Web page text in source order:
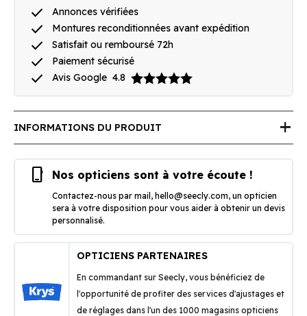
done Annonces vérifiées
done Montures reconditionnées avant expédition
done Satisfait ou remboursé 72h
done Paiement sécurisé
done Avis Google 4.8
INFORMATIONS DU PRODUIT add
phone_iphone Nos opticiens sont à votre écoute !
Contactez-nous par mail, hello@seecly.com, un opticien
sera à votre disposition pour vous aider à obtenir un devis
personnalisé.
OPTICIENS PARTENAIRES
En commandant sur Seecly, vous bénéficiez de
l'opportunité de profiter des services d'ajustages et
de réglages dans l'un des 1000 magasins opticiens